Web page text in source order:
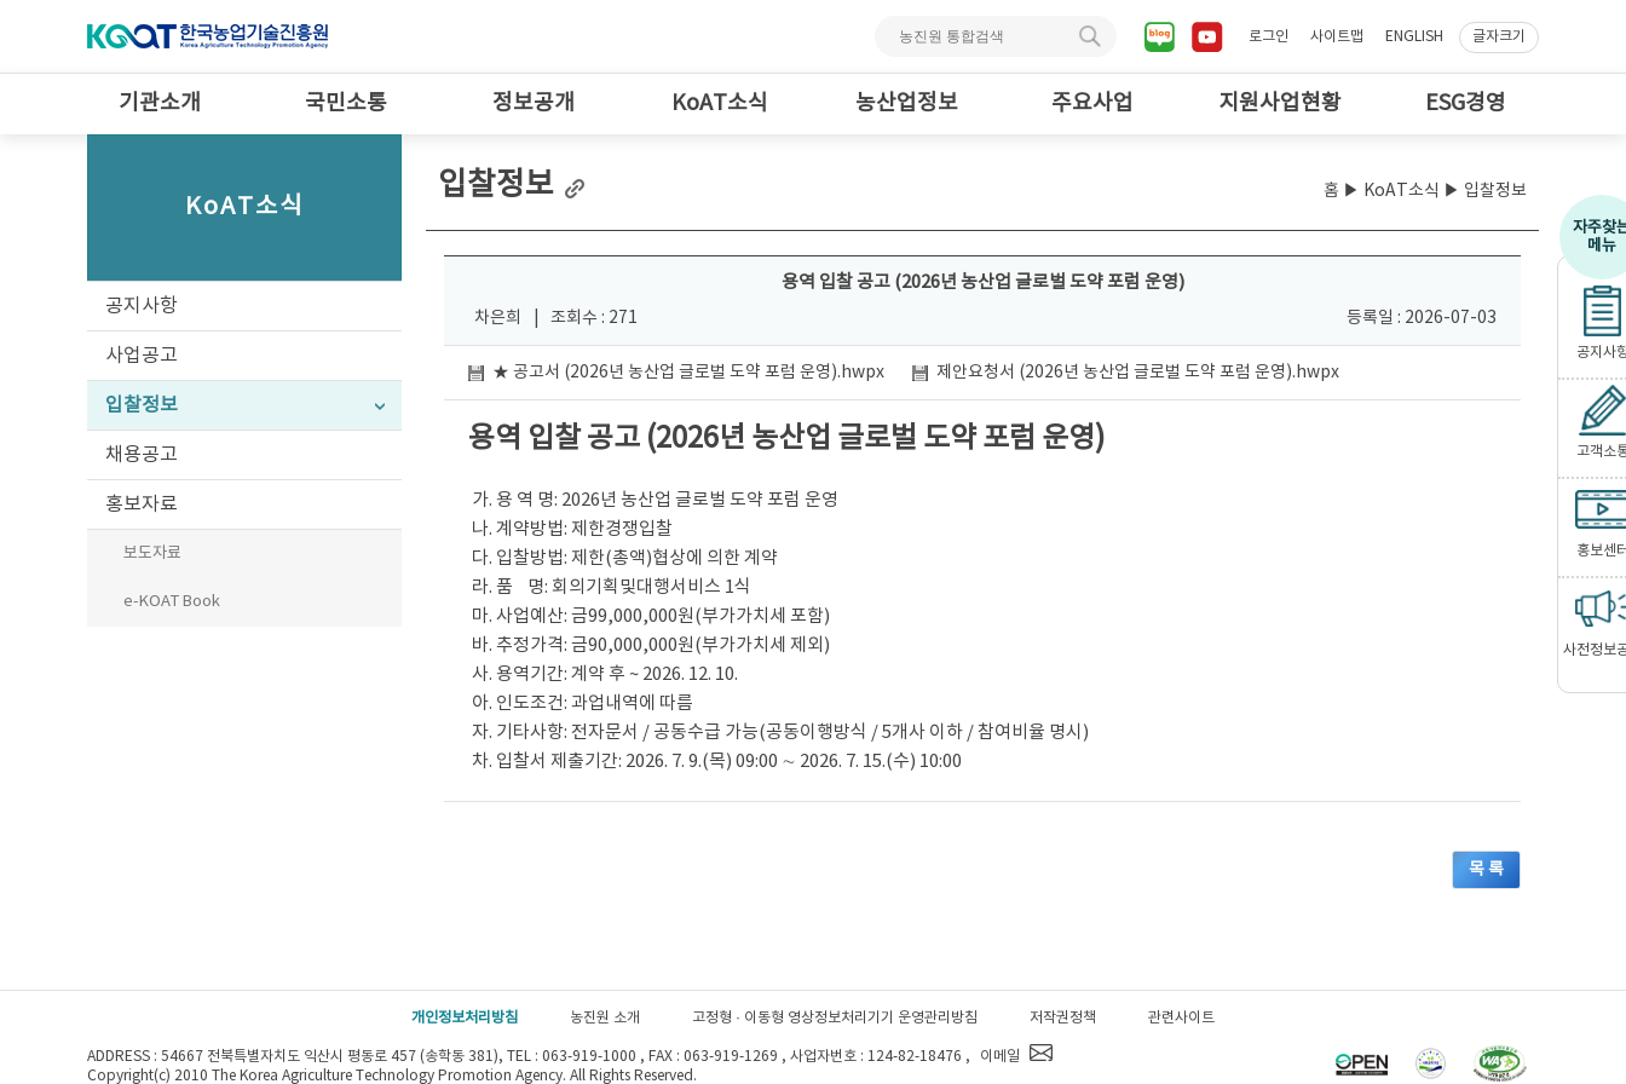
로그인 사이트맵 ENGLISH 글자크기
기관소개 국민소통 정보공개 KoAT소식 농산업정보 주요사업 지원사업현황 ESG경영
자주찾
메뉴
공지사
고객소
홍보센
사전정보
KoAT소식
공지사항
사업공고
입찰정보
채용공고
홍보자료
보도자료
e-KOAT Book
입찰정보 홈 ▶ KoAT소식 ▶ 입찰정보
용역 입찰 공고 (2026년 농산업 글로벌 도약 포럼 운영)
차은희 조회수 : 271 등록일 : 2026-07-03
★ 공고서 (2026년 농산업 글로벌 도약 포럼 운영).hwpx 제안요청서 (2026년 농산업 글로벌 도약 포럼 운영).hwpx
용역 입찰 공고 (2026년 농산업 글로벌 도약 포럼 운영)
가. 용 역 명: 2026년 농산업 글로벌 도약 포럼 운영
나. 계약방법: 제한경쟁입찰
다. 입찰방법: 제한(총액)협상에 의한 계약
라. 품 명: 회의기획및대행서비스 1식
마. 사업예산: 금99,000,000원(부가가치세 포함)
바. 추정가격: 금90,000,000원(부가가치세 제외)
사. 용역기간: 계약 후 ~ 2026. 12. 10.
아. 인도조건: 과업내역에 따름
자. 기타사항: 전자문서 / 공동수급 가능(공동이행방식 / 5개사 이하 / 참여비율 명시)
차. 입찰서 제출기간: 2026. 7. 9.(목) 09:00 ∼ 2026. 7. 15.(수) 10:00​
목 록
개인정보처리방침 농진원 소개 고정형 · 이동형 영상정보처리기기 운영관리방침 저작권정책 관련사이트
ADDRESS : 54667 전북특별자치도 익산시 평동로 457 (송학동 381), TEL : 063-919-1000 , FAX : 063-919-1269 , 사업자번호 : 124-82-18476 ,
이메일
Copyright(c) 2010 The Korea Agriculture Technology Promotion Agency. All Rights Reserved.